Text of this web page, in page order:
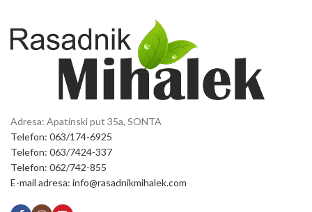
Adresa: Apatinski put 35a, SONTA
Telefon: 063/174-6925
Telefon: 063/7424-337
Telefon: 062/742-855
E-mail adresa: info@rasadnikmihalek.com